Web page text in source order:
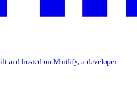
and hosted on Mintlify, a developer